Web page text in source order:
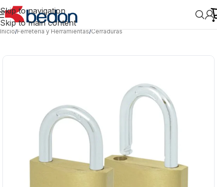
Skip to navigation
Skip to main content
Inicio/Ferretería y Herramientas/Cerraduras